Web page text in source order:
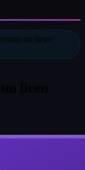
un liceu